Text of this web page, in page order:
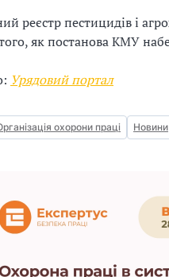
реєстр пестицидів і
як постанова КМУ
Урядовий портал
охорони праці Новини